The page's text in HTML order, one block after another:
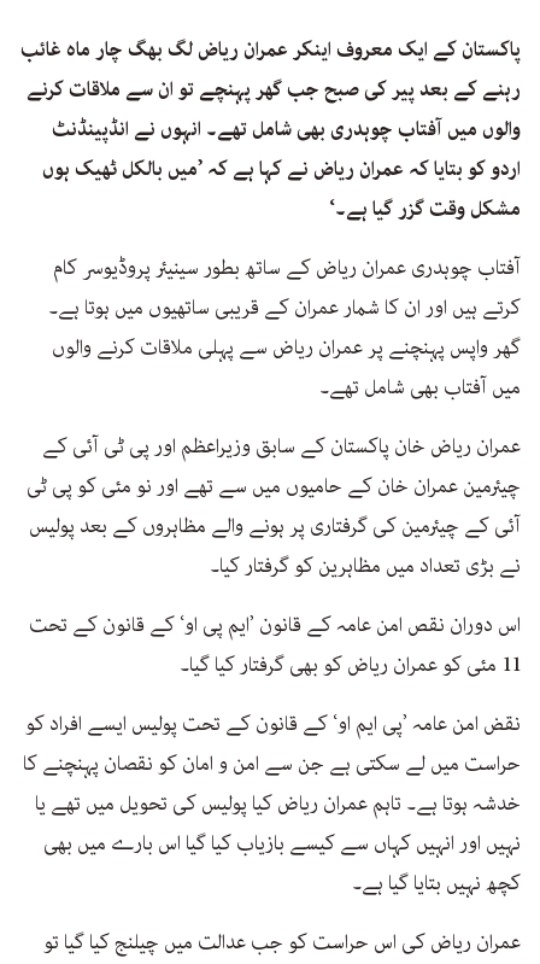
پاکستان کے ایک معروف اینکر عمران ریاض لگ بھگ چار ماہ غائب
رہنے کے بعد پیر کی صبح جب گھر پہنچے تو ان سے ملاقات کرنے
والوں میں آفتاب چوہدری بھی شامل تھے۔ انہوں نے انڈپینڈنٹ
اردو کو بتایا کہ عمران ریاض نے کہا ہے کہ ’میں بالکل ٹھیک ہوں
مشکل وقت گزر گیا ہے۔‘
آفتاب چوہدری عمران ریاض کے ساتھ بطور سینیئر پروڈیوسر کام
کرتے ہیں اور ان کا شمار عمران کے قریبی ساتھیوں میں ہوتا ہے۔
گھر واپس پہنچنے پر عمران ریاض سے پہلی ملاقات کرنے والوں
میں آفتاب بھی شامل تھے۔
عمران ریاض خان پاکستان کے سابق وزیراعظم اور پی ٹی آئی کے
چیئرمین عمران خان کے حامیوں میں سے تھے اور نو مئی کو پی ٹی
آئی کے چیئرمین کی گرفتاری پر ہونے والے مظاہروں کے بعد پولیس
نے بڑی تعداد میں مظاہرین کو گرفتار کیا۔
اس دوران نقص امن عامہ کے قانون ’ایم پی او‘ کے قانون کے تحت
11 مئی کو عمران ریاض کو بھی گرفتار کیا گیا۔
نقض امن عامہ ’پی ایم او‘ کے قانون کے تحت پولیس ایسے افراد کو
حراست میں لے سکتی ہے جن سے امن و امان کو نقصان پہنچنے کا
خدشہ ہوتا ہے۔ تاہم عمران ریاض کیا پولیس کی تحویل میں تھے یا
نہیں اور انہیں کہاں سے کیسے بازیاب کیا گیا اس بارے میں بھی
کچھ نہیں بتایا گیا ہے۔
عمران ریاض کی اس حراست کو جب عدالت میں چیلنج کیا گیا تو